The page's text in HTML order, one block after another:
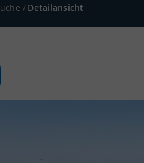
/ Detailansicht